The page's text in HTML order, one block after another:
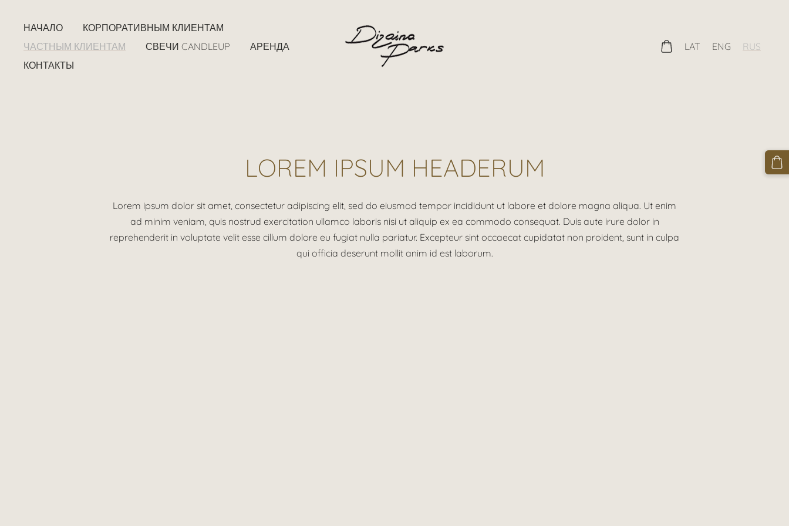
НАЧАЛО
КОРПОРАТИВНЫМ КЛИЕНТАМ
ЧАСТНЫМ КЛИЕНТАМ
СВЕЧИ CANDLEUP
АРЕНДА
КОНТАКТЫ
LAT ENG RUS
LOREM IPSUM HEADERUM
Lorem ipsum dolor sit amet, consectetur adipiscing elit, sed do eiusmod tempor incididunt ut labore et dolore magna aliqua. Ut enim
ad minim veniam, quis nostrud exercitation ullamco laboris nisi ut aliquip ex ea commodo consequat. Duis aute irure dolor in
reprehenderit in voluptate velit esse cillum dolore eu fugiat nulla pariatur. Excepteur sint occaecat cupidatat non proident, sunt in culpa
qui officia deserunt mollit anim id est laborum.